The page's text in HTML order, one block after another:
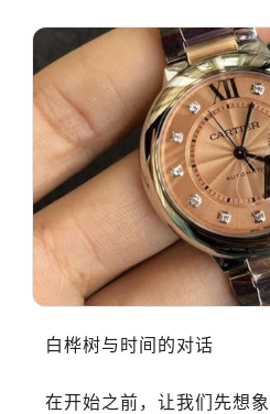
白桦树与时间的对话
在开始之前，让我们先想